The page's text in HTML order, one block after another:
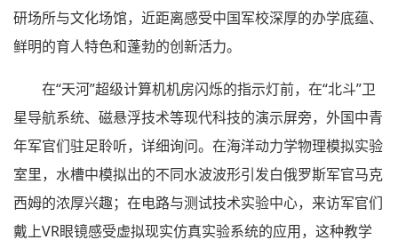
研场所与文化场馆，近距离感受中国军校深厚的办学底蕴、
鲜明的育人特色和蓬勃的创新活力。
在“天河”超级计算机机房闪烁的指示灯前，在“北斗”卫
星导航系统、磁悬浮技术等现代科技的演示屏旁，外国中青
年军官们驻足聆听，详细询问。在海洋动力学物理模拟实验
室里，水槽中模拟出的不同水波波形引发白俄罗斯军官马克
西姆的浓厚兴趣；在电路与测试技术实验中心，来访军官们
戴上VR眼镜感受虚拟现实仿真实验系统的应用，这种教学